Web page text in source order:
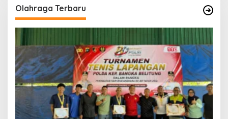
Olahraga Terbaru